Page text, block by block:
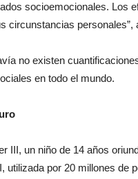
socioemocionales. Los
circunstancias
no existen
en todo el mundo.
III, un niño de 14 años
utilizada por 20 millones de